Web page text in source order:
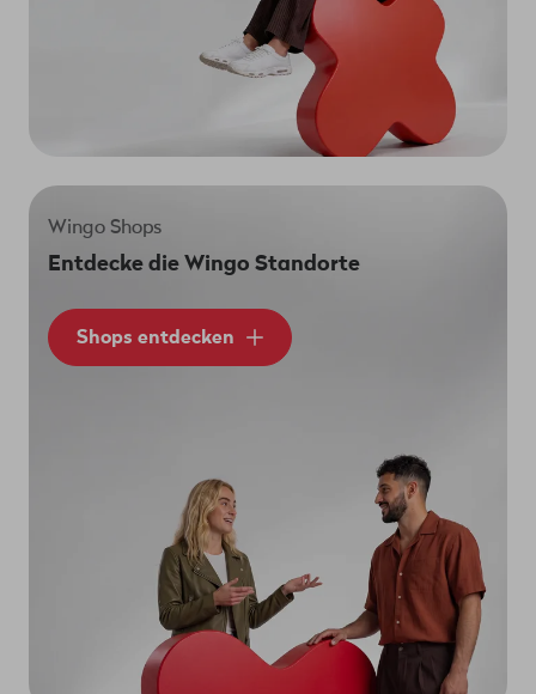
Wingo Shops
Entdecke die Wingo Standorte
Shops entdecken